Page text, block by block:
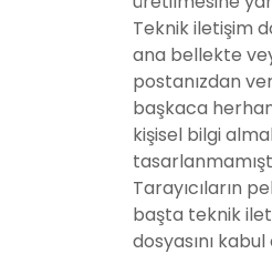
Teknik iletişim
ana bellekte
postanızdan
başkaca
kişisel bilgi
Tarayıcıların
başta teknik
dosyasını